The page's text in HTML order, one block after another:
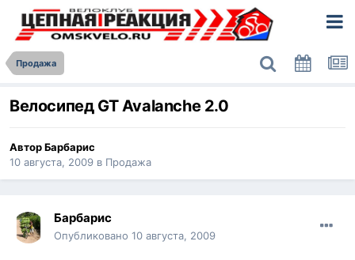
Продажа
Велосипед GT Avalanche 2.0
АвторБарбарис
10 августа, 2009 в Продажа
Барбарис
Опубликовано 10 августа, 2009